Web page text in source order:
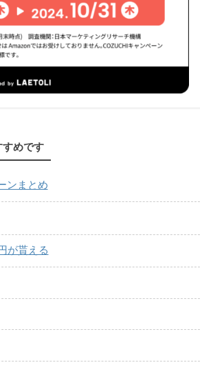
すめです
ンまとめ
が貰える